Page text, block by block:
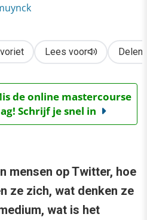
Lees voor Delen
de online mastercourse
Schrijf je snel in
mensen op Twitter, hoe
ze zich, wat denken ze
wat is het